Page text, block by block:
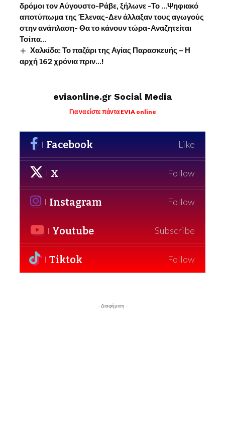
δρόμοι τον Αύγουστο-Ράβε, ξήλωνε -Το …Ψηφιακό
αποτύπωμα της Έλενας-Δεν άλλαξαν τους αγωγούς
στην ανάπλαση- Θα το κάνουν τώρα-Αναζητείται
Τσίπα…
Χαλκίδα: Το παζάρι της Αγίας Παρασκευής – Η
αρχή 162 χρόνια πριν…!
eviaonline.gr Social Media
Για να είστε πάντα EVIA online
Facebook Like
X Follow
Instagram Follow
Youtube Subscribe
Tiktok Follow
- Διαφήμιση -